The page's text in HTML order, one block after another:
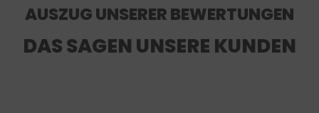
AUSZUG UNSERER BEWERTUNGEN
DAS SAGEN UNSERE KUNDEN